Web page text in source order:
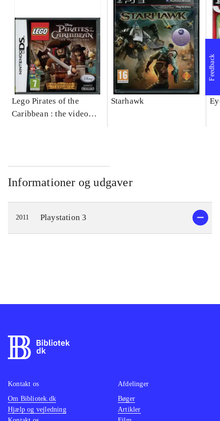
Lego Pirates of the
Caribbean : the video
Starhawk
Informationer og udgaver
2011 Playstation 3
Feedback
Kontakt os
Om Bibliotek.dk
Hjælp og vejledning
Afdelinger
Bøger
Artikler